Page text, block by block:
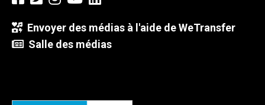
Envoyer des médias à l'aide de WeTransfer
Salle des médias